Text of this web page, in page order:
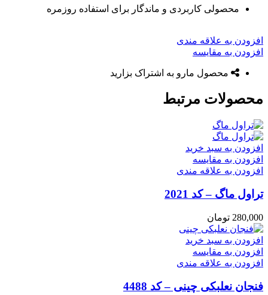
محصولی کاربردی و ماندگار برای استفاده روزمره
افزودن به علاقه مندی
افزودن به مقایسه
محصول مارو به اشتراک بزارید
محصولات مرتبط
افزودن به سبد خرید
افزودن به مقایسه
افزودن به علاقه مندی
تراول ماگ – کد 2021
280,000 تومان
افزودن به سبد خرید
افزودن به مقایسه
افزودن به علاقه مندی
فنجان نعلبکی چینی – کد 4488